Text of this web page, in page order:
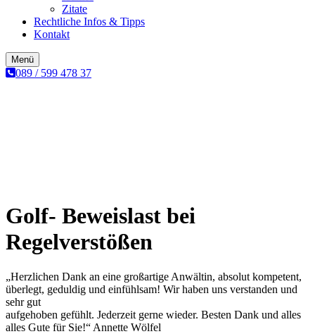
Zitate
Rechtliche Infos & Tipps
Kontakt
Menü
089 / 599 478 37
Golf- Beweislast bei
Regelverstößen
„Herzlichen Dank an eine großartige Anwältin, absolut kompetent,
überlegt, geduldig und einfühlsam! Wir haben uns verstanden und
sehr gut
aufgehoben gefühlt. Jederzeit gerne wieder. Besten Dank und alles
alles Gute für Sie!“ Annette Wölfel